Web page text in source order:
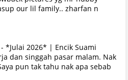
our lil family.. zharfan n
- *Julai 2026* | Encik Suami
dan singgah pasar malam. Nak
pun tak tahu nak apa sebab